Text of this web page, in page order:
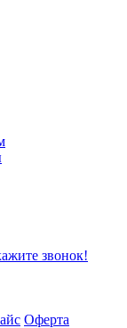
звонок!
Оферта